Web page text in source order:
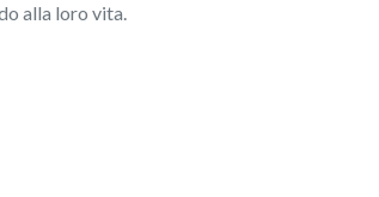
alla loro vita.